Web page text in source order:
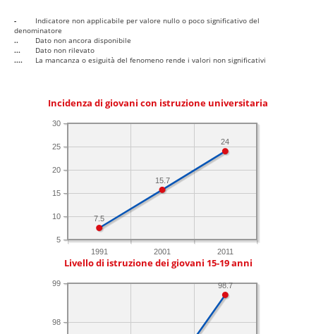
-
Indicatore non applicabile per valore nullo o poco significativo del
denominatore
..
Dato non ancora disponibile
...
Dato non rilevato
....
La mancanza o esiguità del fenomeno rende i valori non significativi
Incidenza di giovani con istruzione universitaria
1991 2001 2011
5
10
15
20
25
30
24
15.7
7.5
Livello di istruzione dei giovani 15-19 anni
98
99 98.7